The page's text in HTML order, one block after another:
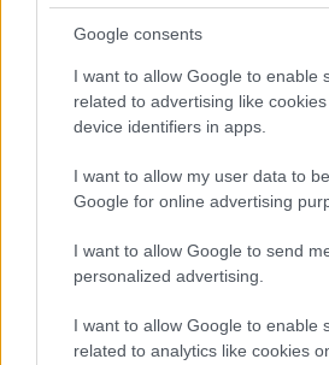
Google consents
I want to allow Google to enable
related to advertising like
device identifiers in apps.
I want to allow my user data to
Google for online advertising
I want to allow Google to send
personalized advertising.
I want to allow Google to enable
related to analytics like cookies